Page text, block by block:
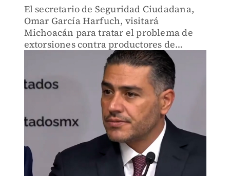
El secretario de Seguridad Ciudadana,
Omar García Harfuch, visitará
Michoacán para tratar el problema de
extorsiones contra productores de
limón. La reunión busca reforzar la
seguridad y frenar los cobros ilegales en
la región.